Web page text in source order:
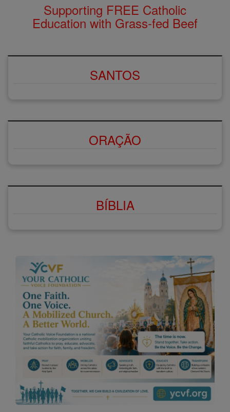
Supporting FREE Catholic
Education with Grass-fed Beef
SANTOS
ORAÇÃO
BÍBLIA